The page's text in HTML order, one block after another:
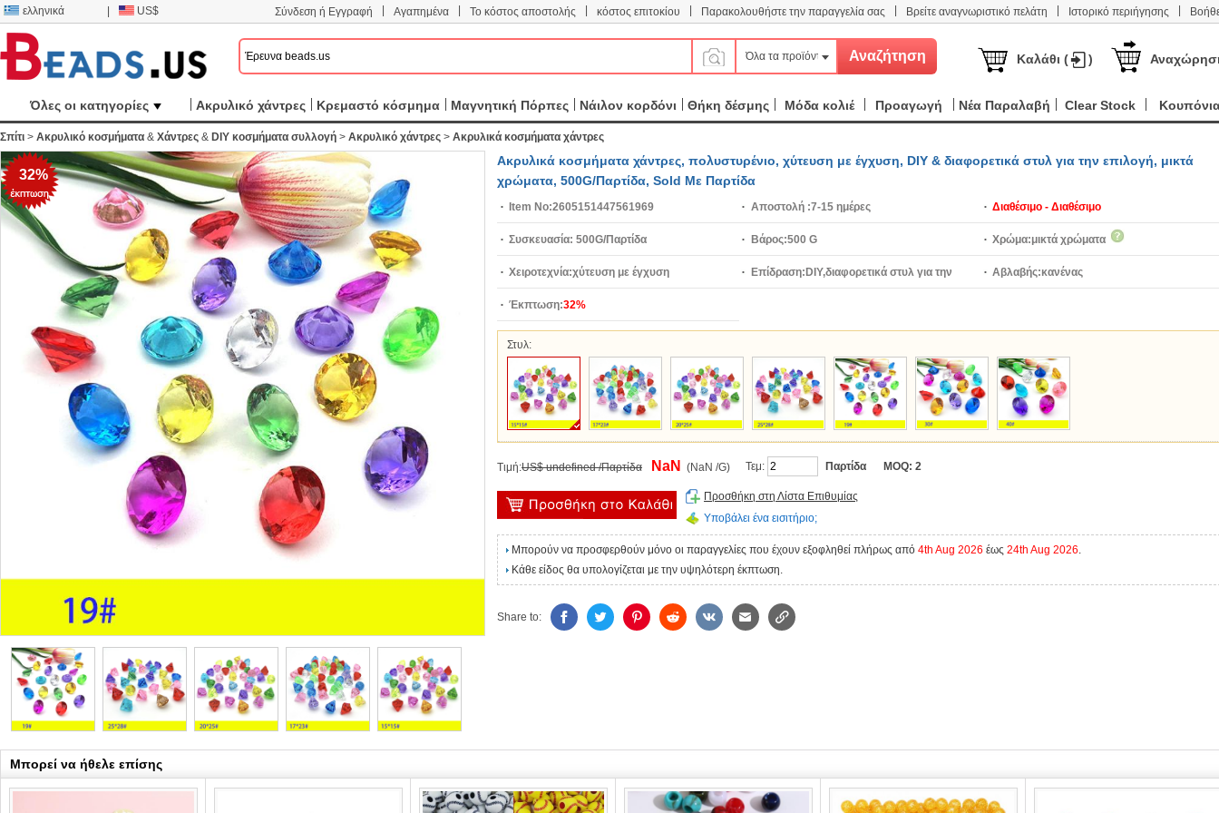
ελληνικά US$ Σύνδεση ή Εγγραφή Αγαπημένα Το κόστος αποστολής κόστος επιτοκίου Παρακολουθήστε την παραγγελία σας Βρείτε αναγνωριστικό πελάτη Ιστορικό περιήγησης
Όλα τα προϊόντα Καλάθι ( )
Όλες οι κατηγορίες Ακρυλικό χάντρες Κρεμαστό κόσμημα Μαγνητική Πόρπες Νάιλον κορδόνι Θήκη δέσμης Μόδα κολιέ Προαγωγή Νέα Παραλαβή Clear Stock
Σπίτι > Ακρυλικό κοσμήματα & Χάντρες & DIY κοσμήματα συλλογή > Ακρυλικό χάντρες > Ακρυλικά κοσμήματα χάντρες
32%
Ακρυλικά κοσμήματα χάντρες, πολυστυρένιο, χύτευση με έγχυση, DIY & διαφορετικά στυλ για την επιλογή, μικτά
χρώματα, 500G/Παρτίδα, Sold Με Παρτίδα
Item No:2605151447561969 Αποστολή :7-15 ημέρες Διαθέσιμο - Διαθέσιμο
Συσκευασία: 500G/Παρτίδα Βάρος:500 G Χρώμα:μικτά χρώματα
Χειροτεχνία:χύτευση με έγχυση Επίδραση: DIY,διαφορετικά στυλ για την Αβλαβής:κανένας
Έκπτωση:32%
Στυλ:
Τιμή:US$ undefined /Παρτίδα NaN (NaN /G) Τεμ: Παρτίδα MOQ: 2
Προσθήκη στη Λίστα Επιθυμίας
Υποβάλει ένα εισιτήριο;
Μπορούν να προσφερθούν μόνο οι παραγγελίες που έχουν εξοφληθεί πλήρως από 4th Aug 2026 έως 24th Aug 2026.
Κάθε είδος θα υπολογίζεται με την υψηλότερη έκπτωση.
Share to:
Μπορεί να ήθελε επίσης